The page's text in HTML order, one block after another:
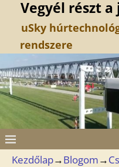
Vegyél részt
uSky
rendszere
Kezdőlap→Blogom→